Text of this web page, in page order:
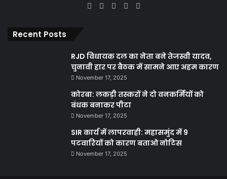
Facebook
X YouTubeInstagram
Recent Posts
RJD विधायक दल का नेता बने तेजस्वी यादव,
चुनावी हार पर बैठक में सामने आए अहम कारण
November 17, 2025
कोरबा: लकड़ी तस्करों ने दो वनकर्मियों को
बंधक बनाकर पीटा
November 17, 2025
SIR कार्य में लापरवाही: महासमुंद में 9
पटवारियों को कारण बताओ नोटिस
November 17, 2025